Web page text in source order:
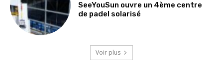
SeeYouSun ouvre un 4ème centre
de padel solarisé
Voir plus